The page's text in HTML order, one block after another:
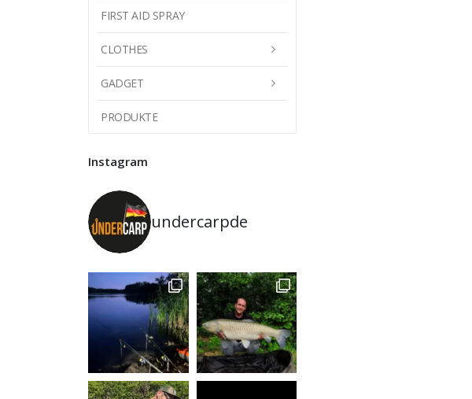
FIRST AID SPRAY
CLOTHES
GADGET
PRODUKTE
Instagram
undercarpde